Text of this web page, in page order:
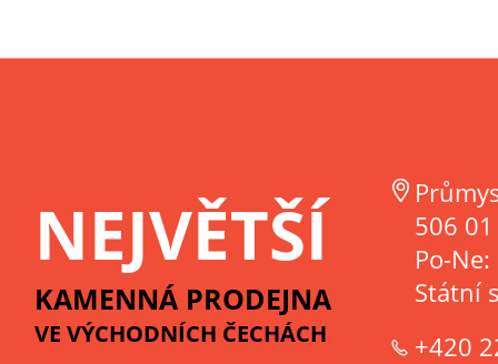
NEJVĚTŠÍ
KAMENNÁ PRODEJNA
VE VÝCHODNÍCH ČECHÁCH
506 01
Po-
Státní
+420